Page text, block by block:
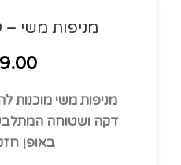
מניפות משי – Mor Edri 5D
מניפות משי מוכנות
דקה ושטוחה
באופן